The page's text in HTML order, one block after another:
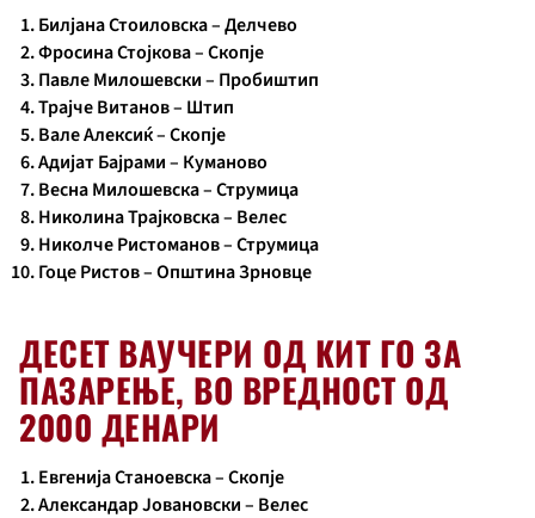
Билјана Стоиловска – Делчево
Фросина Стојкова – Скопје
Павле Милошевски – Пробиштип
Трајче Витанов – Штип
Вале Алексиќ – Скопје
Адијат Бајрами – Куманово
Весна Милошевска – Струмица
Николина Трајковска – Велес
Николче Ристоманов – Струмица
Гоце Ристов – Општина Зрновце
ДЕСЕТ ВАУЧЕРИ ОД КИТ ГО ЗА
ПАЗАРЕЊЕ, ВО ВРЕДНОСТ ОД
2000 ДЕНАРИ
Евгенија Станоевска – Скопје
Александар Јовановски – Велес